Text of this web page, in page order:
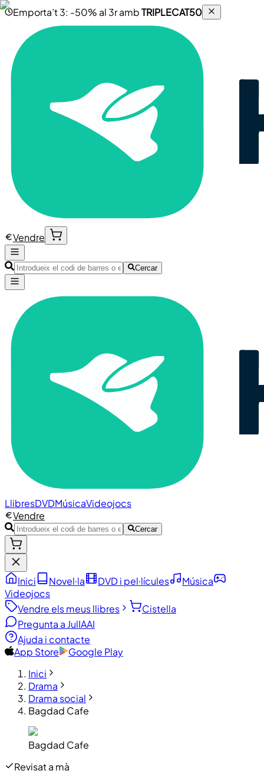
Emporta’t 3: -50% al 3r ambTRIPLECAT50
Vendre
Cercar
LlibresDVDMúsicaVideojocs
Vendre
Cercar
Inici Novel·la DVD i pel·lícules
Música
Videojocs
Vendre els meus llibres
Cistella
Pregunta a JulIAAI
Ajuda i contacte
App Store
Google Play
Inici
Drama
Drama social
Bagdad Cafe
Bagdad Cafe
Revisat a mà